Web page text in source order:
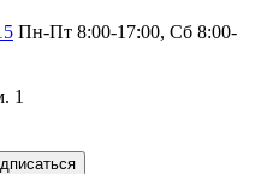
Пн-Пт 8:00-17:00, Сб 8:00-
1